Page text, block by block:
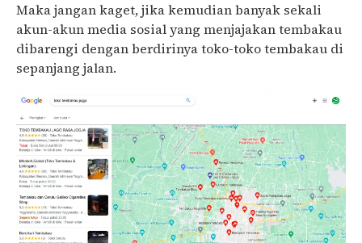
Maka jangan kaget, jika kemudian banyak sekali
akun-akun media sosial yang menjajakan tembakau
dibarengi dengan berdirinya toko-toko tembakau di
sepanjang jalan.